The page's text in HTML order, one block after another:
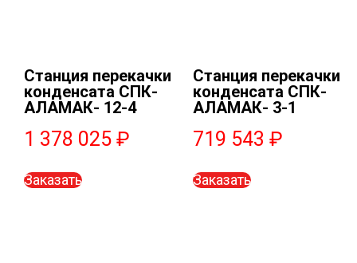
Станция перекачки
конденсата СПК-
АЛАМАК- 12-4
1 378 025 ₽
Заказать
Станция перекачки
конденсата СПК-
АЛАМАК- 3-1
719 543₽
Заказать